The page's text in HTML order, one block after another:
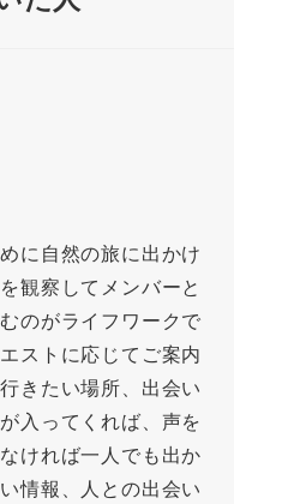
に自然の旅に出かけ
観察してメンバーと
のがライフワークで
ストに応じてご案内
きたい場所、出会い
入ってくれば、声を
ければ一人でも出か
情報、人との出会い